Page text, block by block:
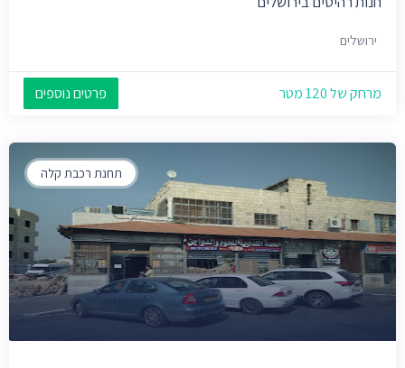
ירושלים
מרחק של 120 מטר פרטים נוספים
תחנת רכבת קלה